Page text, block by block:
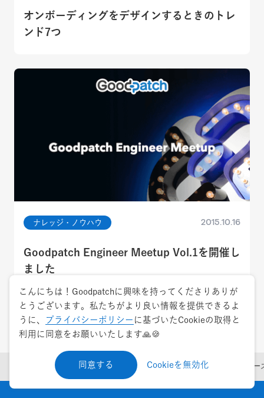
オンボーディングをデザインするときのトレ
ンド7つ
ナレッジ・ノウハウ 2015.10.16
Goodpatch Engineer Meetup Vol.1を開催し
ました
開発
トレンド 10月1日デザインの日にPrott正式リリ
こんにちは！Goodpatchに興味を持ってくださりありが
とうございます。私たちがより良い情報を提供できるよ
うに、
プライバシーポリシー に基づいたCookieの取得と
利用に同意をお願いいたします🙏🍪
同意する Cookieを無効化